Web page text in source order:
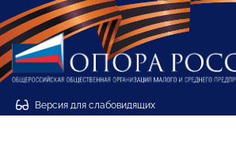
Версия для слабовидящих